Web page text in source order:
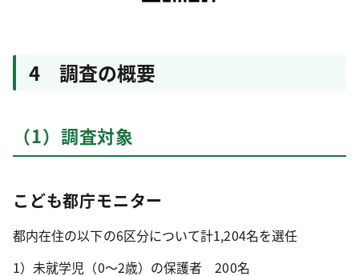
4 調査の概要
（1）調査対象
こども都庁モニター
都内在住の以下の6区分について計1,204名を選任
1）未就学児（0～2歳）の保護者 200名